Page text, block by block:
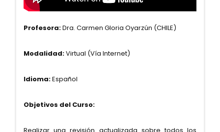
Profesora:Dra. Carmen Gloria Oyarzún (CHILE)
Modalidad:Virtual (Vía Internet)
Idioma:Español
Objetivos del Curso:
Realizar una revisión actualizada sobre todos los